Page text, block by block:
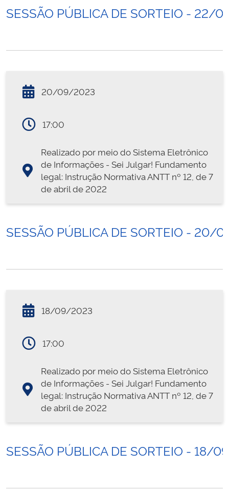
SESSÃO PÚBLICA DE SORTEIO - 22/
20/09/2023
17:00
Realizado por meio do Sistema Eletrônico
de Informações - Sei Julgar! Fundamento
legal: Instrução Normativa ANTT nº 12, de 7
de abril de 2022
SESSÃO PÚBLICA DE SORTEIO - 20/
18/09/2023
17:00
Realizado por meio do Sistema Eletrônico
de Informações - Sei Julgar! Fundamento
legal: Instrução Normativa ANTT nº 12, de 7
de abril de 2022
SESSÃO PÚBLICA DE SORTEIO - 18/